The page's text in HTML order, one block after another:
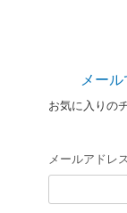
メー
お気に入りの
メールアドレス